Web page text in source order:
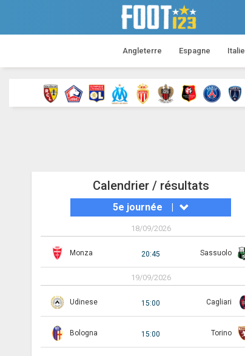
Angleterre Espagne Italie
Calendrier / résultats
5e journée |
18/09/2026
Monza 20:45 Sassuolo
19/09/2026
Udinese 15:00 Cagliari
Bologna 15:00 Torino